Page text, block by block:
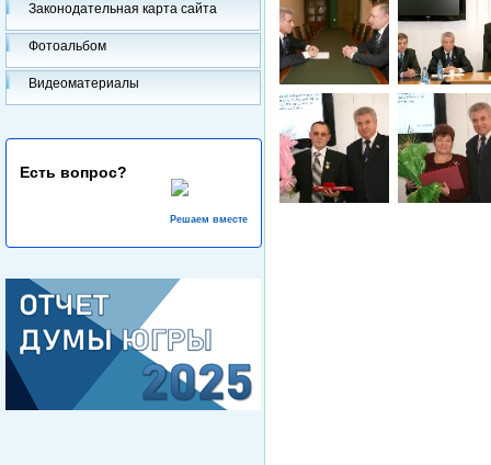
Законодательная карта сайта
Фотоальбом
Видеоматериалы
Есть вопрос?
Решаем вместе